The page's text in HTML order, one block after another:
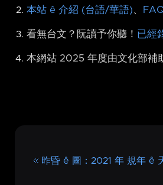
本站 ê 介紹 (台語/華語)、
看無台文？阮讀予你聽！ 已經
本網站 2025 年度由文化部補
昨昏 ê 圖：2021 年 規年 ê